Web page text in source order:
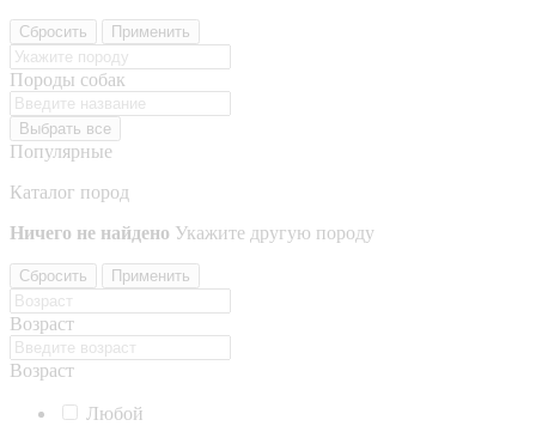
Сбросить Применить
Породы собак
Выбрать все
Популярные
Каталог пород
Ничего не найдено Укажите другую породу
Сбросить Применить
Возраст
Возраст
Любой